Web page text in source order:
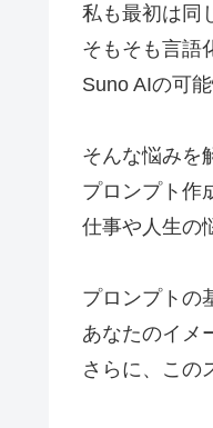
私も最初は同
そもそも言語
Suno AIの可
そんな悩みを
プロンプト作
仕事や人生の
プロンプトの
あなたのイメ
さらに、この